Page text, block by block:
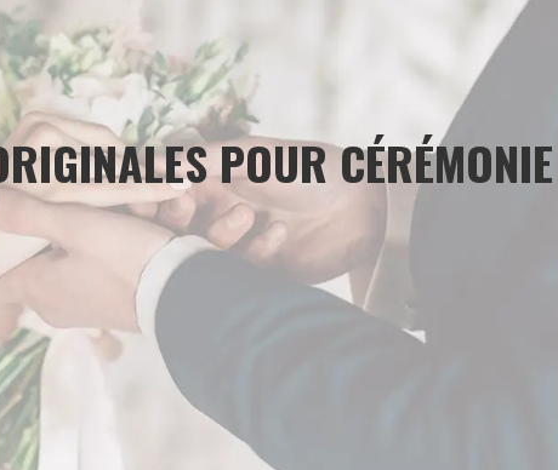
POUR